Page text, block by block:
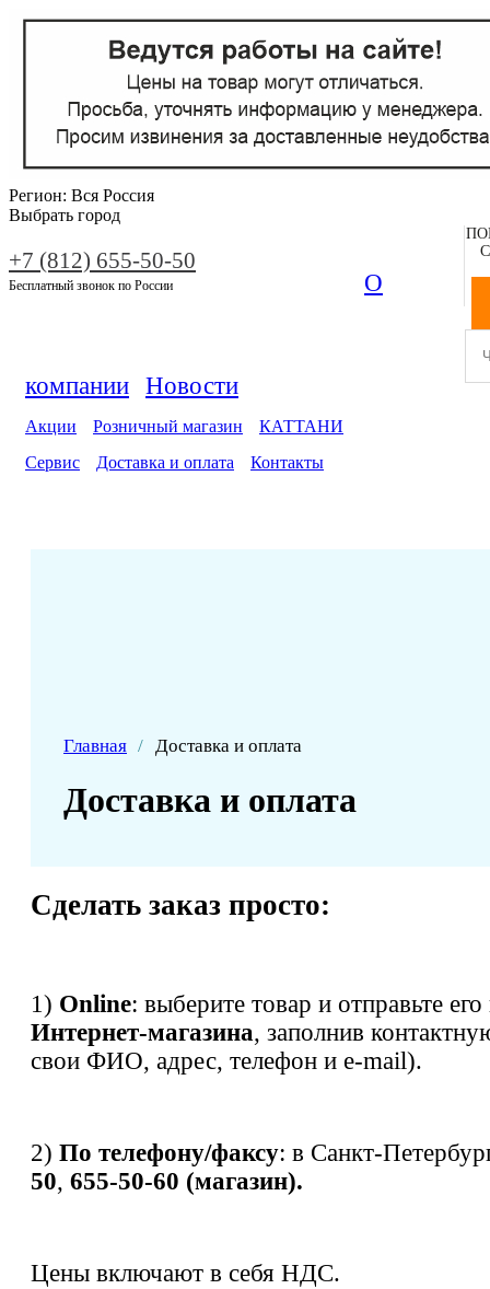
Регион: Вся Россия
Выбрать город
+7 (812) 655-50-50
Бесплатный звонок по России О
компании Новости
Акции Розничный магазин
КАТТАНИ
Сервис
Доставка и оплата Контакты
Главная / Доставка и оплата
Доставка и оплата
Сделать заказ просто:
1) Online: выберите товар и отправьте
Интернет-магазина, заполнив
свои ФИО, адрес, телефон и e-mail).
2) По телефону/факсу: в Санкт-
50, 655-50-60 (магазин).
Цены включают в себя НДС.